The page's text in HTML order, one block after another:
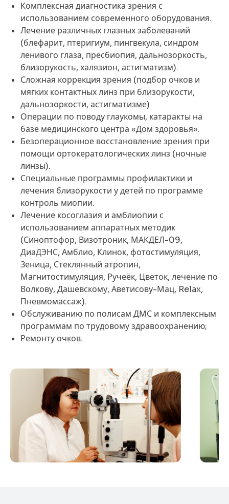
Комплексная диагностика зрения с
использованием современного оборудования.
Лечение различных глазных заболеваний
(блефарит, птеригиум, пингвекула, синдром
ленивого глаза, пресбиопия, дальнозоркость,
близорукость, халязион, астигматизм).
Сложная коррекция зрения (подбор очков и
мягких контактных линз при близорукости,
дальнозоркости, астигматизме)
Операции по поводу глаукомы, катаракты на
базе медицинского центра «Дом здоровья».
Безоперационное восстановление зрения при
помощи ортокератологических линз (ночные
линзы).
Специальные программы профилактики и
лечения близорукости у детей по программе
контроль миопии.
Лечение косоглазия и амблиопии с
использованием аппаратных методик
(Синоптофор, Визотроник, МАКДЕЛ-09,
ДиаДЭНС, Амблио, Клинок, фотостимуляция,
Зеница, Стеклянный атропин,
Магнитостимуляция, Ручеёк, Цветок, лечение по
Волкову, Дашевскому, Аветисову-Мац, Relax,
Пневмомассаж).
Обслуживанию по полисам ДМС и комплексным
программам по трудовому здравоохранению;
Ремонту очков.